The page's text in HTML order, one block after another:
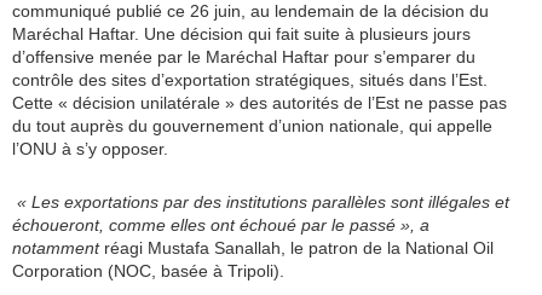
communiqué publié ce 26 juin, au lendemain de la décision du
Maréchal Haftar. Une décision qui fait suite à plusieurs jours
d’offensive menée par le Maréchal Haftar pour s’emparer du
contrôle des sites d’exportation stratégiques, situés dans l’Est.
Cette « décision unilatérale » des autorités de l’Est ne passe pas
du tout auprès du gouvernement d’union nationale, qui appelle
l’ONU à s’y opposer.
« Les exportations par des institutions parallèles sont illégales et
échoueront, comme elles ont échoué par le passé », a
notamment réagi Mustafa Sanallah, le patron de la National Oil
Corporation (NOC, basée à Tripoli).